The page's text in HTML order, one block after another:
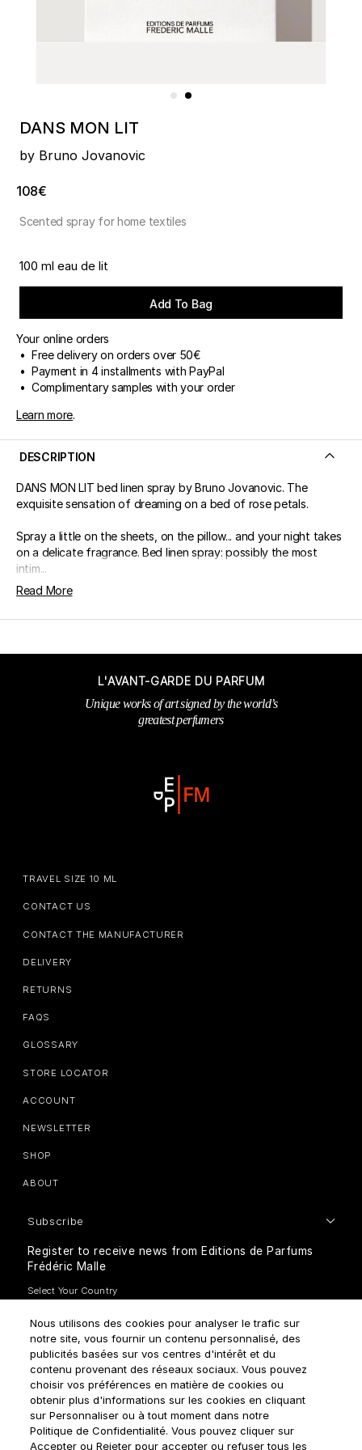
DANS MON LIT
by Bruno Jovanovic
108€
Scented spray for home textiles
100 ml eau de lit
Add To Bag
Your online orders
• Free delivery on orders over 50€
• Payment in 4 installments with PayPal
• Complimentary samples with your order
Learn more.
DESCRIPTION
DANS MON LIT bed linen spray by Bruno Jovanovic. The
exquisite sensation of dreaming on a bed of rose petals.
Spray a little on the sheets, on the pillow... and your night takes
on a delicate fragrance. Bed linen spray: possibly the most
intim...
Read More
L'AVANT-GARDE DU PARFUM
Unique works of art signed by the world’s
greatest perfumers
TRAVEL SIZE 10 ML
CONTACT US
CONTACT THE MANUFACTURER
DELIVERY
RETURNS
FAQS
GLOSSARY
STORE LOCATOR
ACCOUNT
NEWSLETTER
SHOP
ABOUT
Subscribe
Register to receive news from Editions de Parfums
Frédéric Malle
How do we use your data?
Nous utilisons des cookies pour analyser le trafic sur
notre site, vous fournir un contenu personnalisé, des
publicités basées sur vos centres d'intérêt et du
contenu provenant des réseaux sociaux. Vous pouvez
choisir vos préférences en matière de cookies ou
obtenir plus d'informations sur les cookies en cliquant
sur Personnaliser ou à tout moment dans notre
Politique de Confidentialité. Vous pouvez cliquer sur
Accepter ou Rejeter pour accepter ou refuser tous les